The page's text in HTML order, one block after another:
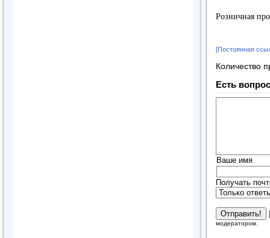
Розничная
[Постоянная
Количество
Есть
Ваше имя
Получать
модератором.